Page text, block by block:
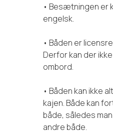
• Besætningen er
engelsk.
• Båden er
Derfor kan der
ombord.
• Båden kan ikke
kajen. Både kan
både, således
andre både.